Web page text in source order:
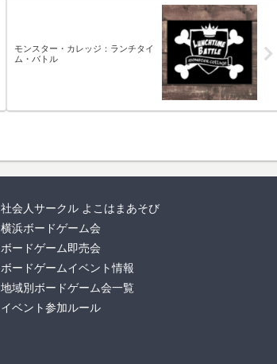
モンスター・カレッジ：ランチタイ
ム・バトル
社会人サークル よこはまあそび
横浜ボードゲーム会
ボードゲーム即売会
ボードゲームイベント情報
地域別ボードゲーム会一覧
イベント参加ルール